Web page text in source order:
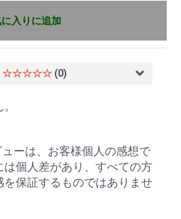
入りに追加
☆☆☆☆☆ (0)
ーは、お客様個人の感想で
個人差があり、すべての方
保証するものではありませ